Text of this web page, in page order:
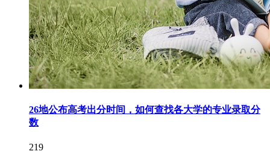
26地公布高考出分时间，如何查找各大学的专业录取分
数
219